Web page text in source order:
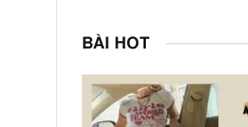
BÀI HOT